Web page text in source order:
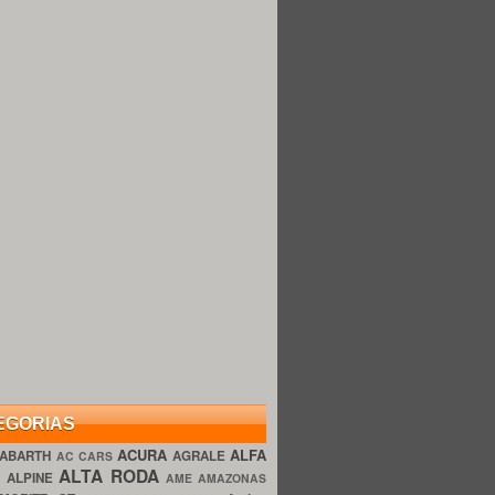
ABARTH AC CARS ACURA AGRALE ALFA
ALPINEALTA RODA AME AMAZONAS